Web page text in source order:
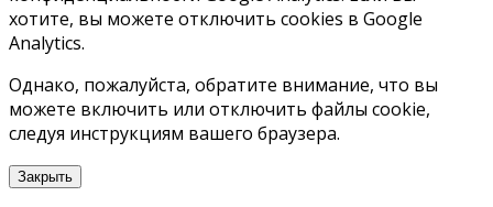
хотите, вы можете отключить cookies в Google
Analytics.
Однако, пожалуйста, обратите внимание, что вы
можете включить или отключить файлы cookie,
следуя инструкциям вашего браузера.
Закрыть